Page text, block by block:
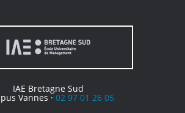
IAE Bretagne Sud
Vannes ·02 97 01 26 05